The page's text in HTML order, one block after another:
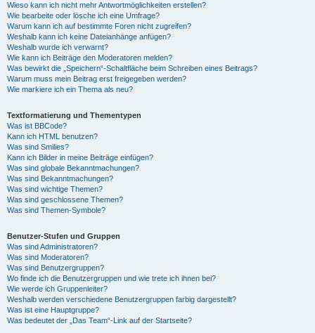
Wieso kann ich nicht mehr Antwortmöglichkeiten erstellen?
Wie bearbeite oder lösche ich eine Umfrage?
Warum kann ich auf bestimmte Foren nicht zugreifen?
Weshalb kann ich keine Dateianhänge anfügen?
Weshalb wurde ich verwarnt?
Wie kann ich Beiträge den Moderatoren melden?
Was bewirkt die „Speichern“-Schaltfläche beim Schreiben eines Beitrags?
Warum muss mein Beitrag erst freigegeben werden?
Wie markiere ich ein Thema als neu?
Textformatierung und Thementypen
Was ist BBCode?
Kann ich HTML benutzen?
Was sind Smilies?
Kann ich Bilder in meine Beiträge einfügen?
Was sind globale Bekanntmachungen?
Was sind Bekanntmachungen?
Was sind wichtige Themen?
Was sind geschlossene Themen?
Was sind Themen-Symbole?
Benutzer-Stufen und Gruppen
Was sind Administratoren?
Was sind Moderatoren?
Was sind Benutzergruppen?
Wo finde ich die Benutzergruppen und wie trete ich ihnen bei?
Wie werde ich Gruppenleiter?
Weshalb werden verschiedene Benutzergruppen farbig dargestellt?
Was ist eine Hauptgruppe?
Was bedeutet der „Das Team“-Link auf der Startseite?